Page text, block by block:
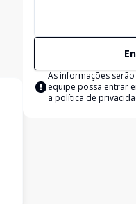
As informações
equipe possa entrar
a política de